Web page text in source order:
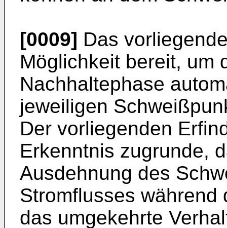
[0009] Das
Möglichkeit bereit, um
Nachhaltephase
jeweiligen
Der vorliegenden
Erkenntnis zugrunde,
Ausdehnung des
Stromflusses
das umgekehrte